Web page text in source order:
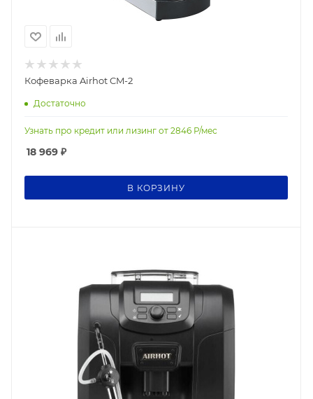
Кофеварка Airhot CM-2
Достаточно
Узнать про кредит или лизинг от 2846 Р/мес
18 969 ₽
В КОРЗИНУ